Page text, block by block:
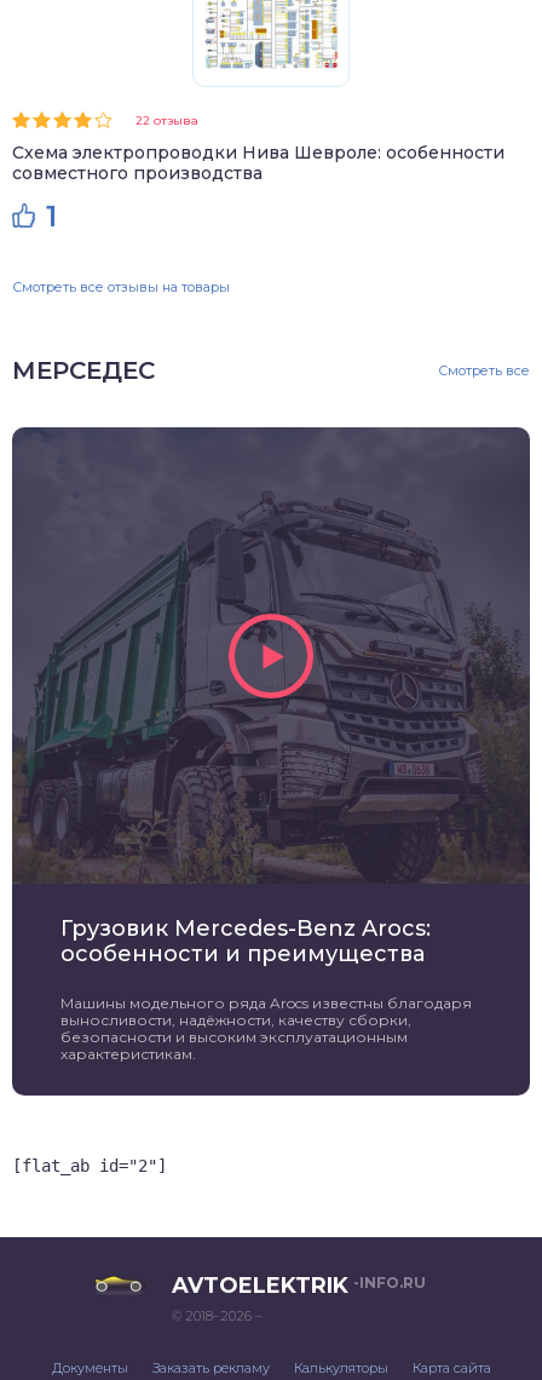
22 отзыва
Схема электропроводки Нива Шевроле: особенности
совместного производства
1
Смотреть все отзывы на товары
МЕРСЕДЕС Смотреть все
Грузовик Mercedes-Benz Arocs:
особенности и преимущества
Машины модельного ряда Arocs известны благодаря
выносливости, надёжности, качеству сборки,
безопасности и высоким эксплуатационным
характеристикам.
[flat_ab id="2"]
AVTOELEKTRIK -INFO.RU
© 2018–2026 –
Документы Заказать рекламу Калькуляторы Карта сайта